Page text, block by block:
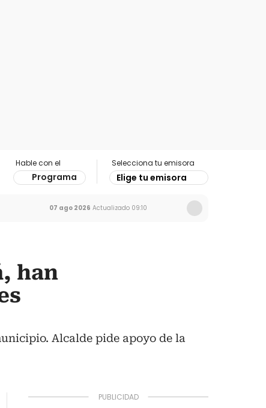
Hable con el
Programa
Selecciona tu emisora
Elige tu emisora
07 ago 2026 Actualizado 09:10
han
Alcalde pide apoyo de la